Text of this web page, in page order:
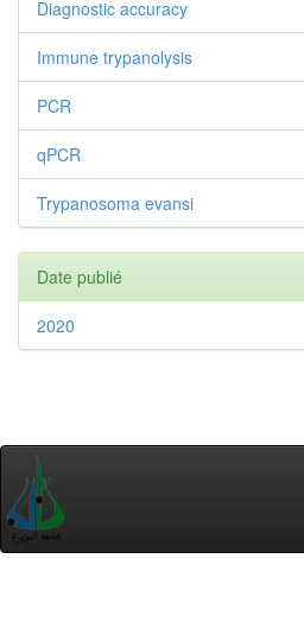
Diagnostic accuracy
Immune trypanolysis
PCR
qPCR
Trypanosoma evansi
Date publié
2020